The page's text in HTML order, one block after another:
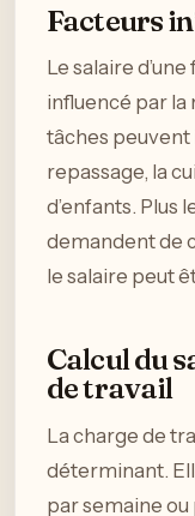
Facteurs
Le salaire
influencé par la
tâches peuvent
repassage, la
d’enfants. Plus
demandent de
le salaire peut
Calcul du
de travail
La charge de
déterminant.
par semaine